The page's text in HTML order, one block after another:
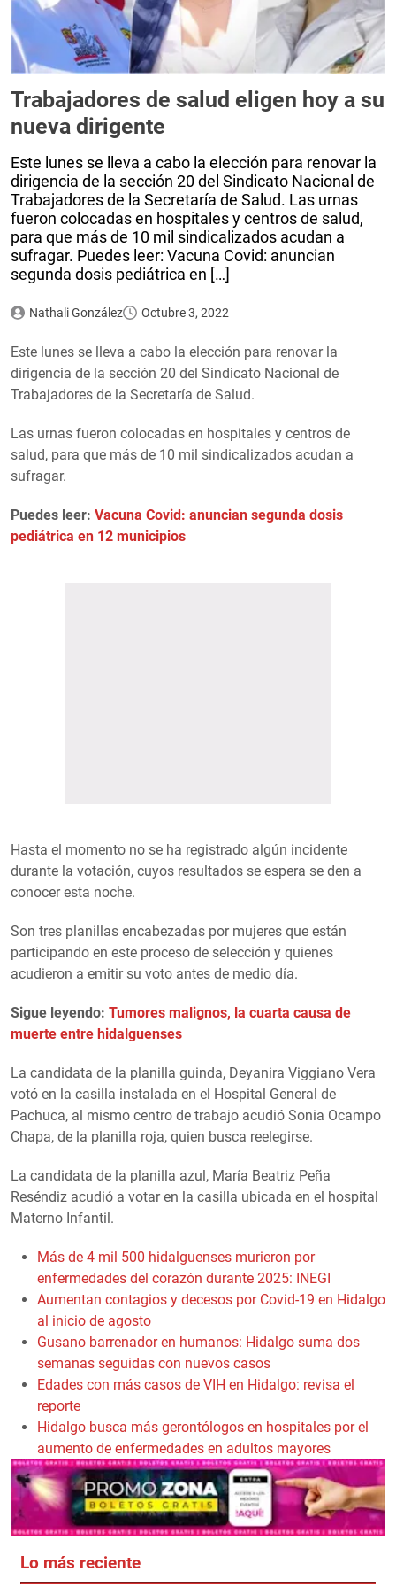
Trabajadores de salud eligen hoy a su
nueva dirigente
Este lunes se lleva a cabo la elección para renovar la
dirigencia de la sección 20 del Sindicato Nacional de
Trabajadores de la Secretaría de Salud. Las urnas
fueron colocadas en hospitales y centros de salud,
para que más de 10 mil sindicalizados acudan a
sufragar. Puedes leer: Vacuna Covid: anuncian
segunda dosis pediátrica en […]
Nathali González Octubre 3, 2022
Este lunes se lleva a cabo la elección para renovar la
dirigencia de la sección 20 del Sindicato Nacional de
Trabajadores de la Secretaría de Salud.
Las urnas fueron colocadas en hospitales y centros de
salud, para que más de 10 mil sindicalizados acudan a
sufragar.
Puedes leer: Vacuna Covid: anuncian segunda dosis
pediátrica en 12 municipios
Hasta el momento no se ha registrado algún incidente
durante la votación, cuyos resultados se espera se den a
conocer esta noche.
Son tres planillas encabezadas por mujeres que están
participando en este proceso de selección y quienes
acudieron a emitir su voto antes de medio día.
Sigue leyendo: Tumores malignos, la cuarta causa de
muerte entre hidalguenses
La candidata de la planilla guinda, Deyanira Viggiano Vera
votó en la casilla instalada en el Hospital General de
Pachuca, al mismo centro de trabajo acudió Sonia Ocampo
Chapa, de la planilla roja, quien busca reelegirse.
La candidata de la planilla azul, María Beatriz Peña
Reséndiz acudió a votar en la casilla ubicada en el hospital
Materno Infantil.
Más de 4 mil 500 hidalguenses murieron por
enfermedades del corazón durante 2025: INEGI
Aumentan contagios y decesos por Covid-19 en Hidalgo
al inicio de agosto
Gusano barrenador en humanos: Hidalgo suma dos
semanas seguidas con nuevos casos
Edades con más casos de VIH en Hidalgo: revisa el
reporte
Hidalgo busca más gerontólogos en hospitales por el
aumento de enfermedades en adultos mayores
Lo más reciente